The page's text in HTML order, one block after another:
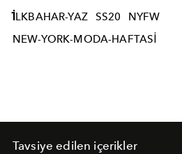
İLKBAHAR-YAZ
SS20
NYFW
NEW-YORK-MODA-HAFTASI
Tavsiye edilen içerikler